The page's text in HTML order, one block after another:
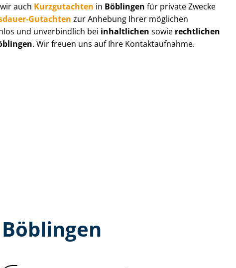
auch Kurzgutachten in Böblingen für private Zwecke
Gutachten zur Anhebung Ihrer möglichen
und unverbindlich bei inhaltlichen sowie rechtlichen
. Wir freuen uns auf Ihre Kontaktaufnahme.